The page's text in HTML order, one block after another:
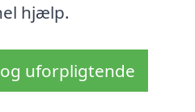
hjælp.
uforpligtende